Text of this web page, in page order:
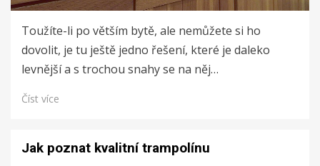
Toužíte-li po větším bytě, ale nemůžete si ho
dovolit, je tu ještě jedno řešení, které je daleko
levnější a s trochou snahy se na něj…
Číst více
Jak poznat kvalitní trampolínu